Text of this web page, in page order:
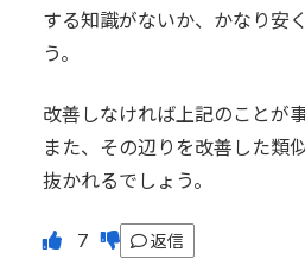
する知識がないか、かなり安
う。
改善しなければ上記のことが
また、その辺りを改善した類
抜かれるでしょう。
返信